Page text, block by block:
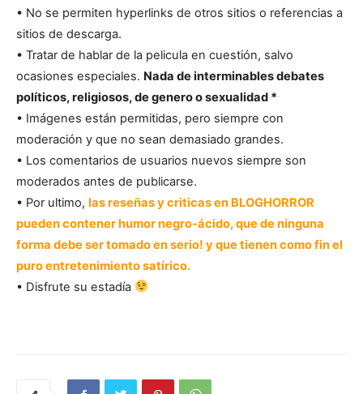
• No se permiten hyperlinks de otros sitios o referencias a
sitios de descarga.
• Tratar de hablar de la pelicula en cuestión, salvo
ocasiones especiales. Nada de interminables debates
políticos, religiosos, de genero o sexualidad *
• Imágenes están permitidas, pero siempre con
moderación y que no sean demasiado grandes.
• Los comentarios de usuarios nuevos siempre son
moderados antes de publicarse.
• Por ultimo, las reseñas y criticas en BLOGHORROR
pueden contener humor negro-ácido, que de ninguna
forma debe ser tomado en serio! y que tienen como fin el
puro entretenimiento satírico.
• Disfrute su estadía